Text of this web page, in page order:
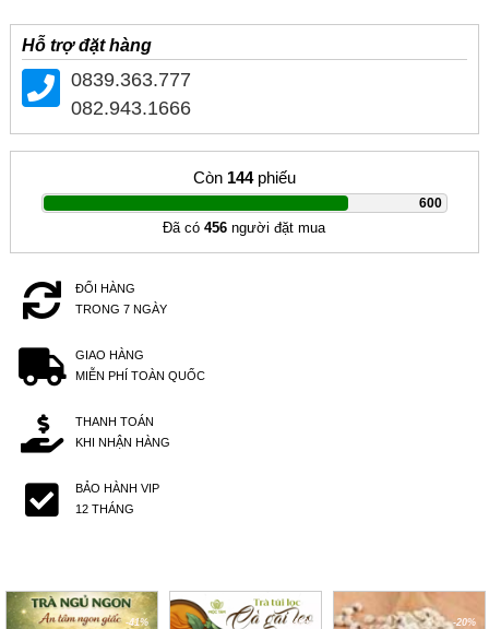
Hỗ trợ đặt hàng
0839.363.777
082.943.1666
Còn 144phiếu
600
|
Đã có456 người đặt mua
ĐỔI HÀNG
TRONG 7 NGÀY
GIAO HÀNG
MIỄN PHÍ TOÀN QUỐC
THANH TOÁN
KHI NHẬN HÀNG
BẢO HÀNH VIP
12 THÁNG
-41% -40% -20%